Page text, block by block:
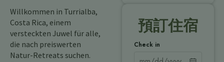
Willkommen in Turrialba,
Costa Rica, einem
versteckten Juwel für alle,
die nach preiswerten
Natur-Retreats suchen.
預訂住宿
Check in